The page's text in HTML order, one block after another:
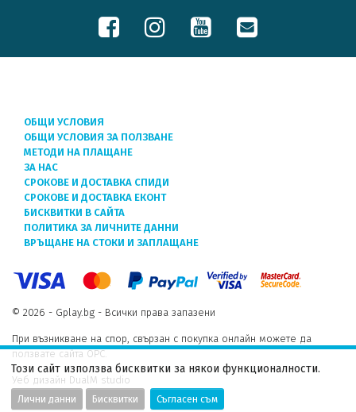
ОБЩИ УСЛОВИЯ
ОБЩИ УСЛОВИЯ ЗА ПОЛЗВАНЕ
МЕТОДИ НА ПЛАЩАНЕ
ЗА НАС
СРОКОВЕ И ДОСТАВКА СПИДИ
СРОКОВЕ И ДОСТАВКА ЕКОНТ
БИСКВИТКИ В САЙТА
ПОЛИТИКА ЗА ЛИЧНИТЕ ДАННИ
ВРЪЩАНЕ НА СТОКИ И ЗАПЛАЩАНЕ
© 2026 - Gplay.bg - Всички права запазени
При възникване на спор, свързан с покупка онлайн можете да
ползвате сайта ОРС.
Уеб дизайн DualM studio
Този сайт използва бисквитки за някои функционалности.
Лични данни Бисквитки Съгласен съм